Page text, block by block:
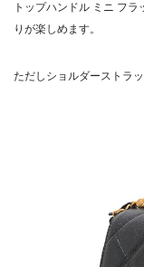
トップハンドル ミニ フ
りが楽しめます。
ただしショルダーストラ